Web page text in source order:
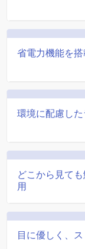
省電力機能を搭
環境に配慮し
どこから見て
用
目に優しく、